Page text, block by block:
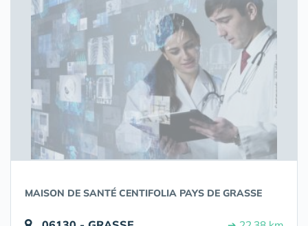
MAISON DE SANTÉ CENTIFOLIA PAYS DE GRASSE